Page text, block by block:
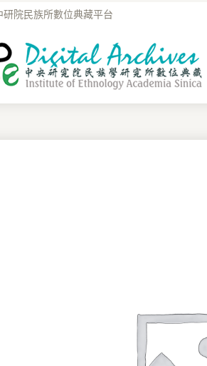
研院民族所數位典藏平台